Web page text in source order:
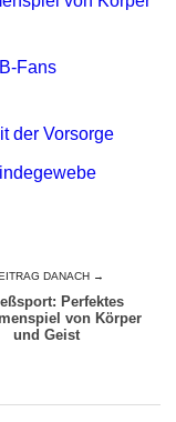
Fans
der Vorsorge
DANACH →
Perfektes
von Körper
und Geist